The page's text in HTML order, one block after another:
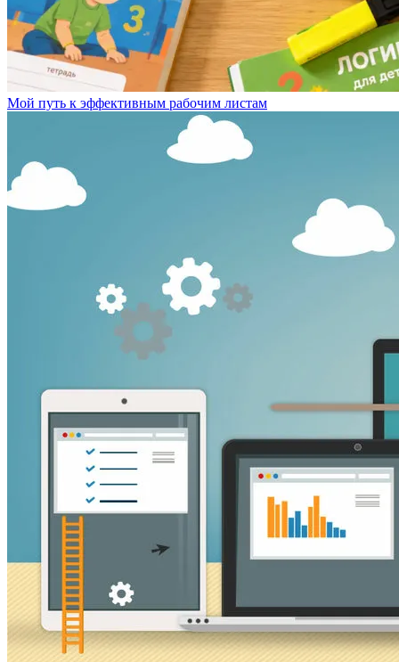
Мой путь к эффективным рабочим листам